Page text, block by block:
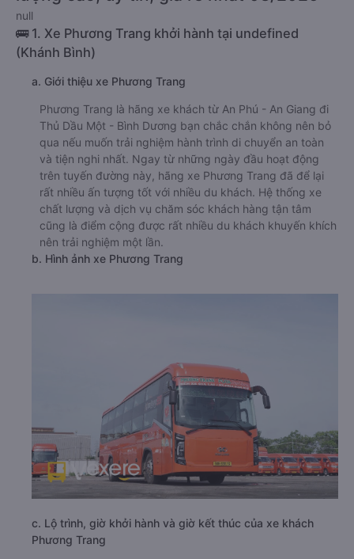
null
🚌 1. Xe Phương Trang khởi hành tại undefined
(Khánh Bình)
a. Giới thiệu xe Phương Trang
Phương Trang là hãng xe khách từ An Phú - An Giang đi
Thủ Dầu Một - Bình Dương bạn chắc chắn không nên bỏ
qua nếu muốn trải nghiệm hành trình di chuyển an toàn
và tiện nghi nhất. Ngay từ những ngày đầu hoạt động
trên tuyến đường này, hãng xe Phương Trang đã để lại
rất nhiều ấn tượng tốt với nhiều du khách. Hệ thống xe
chất lượng và dịch vụ chăm sóc khách hàng tận tâm
cũng là điểm cộng được rất nhiều du khách khuyến khích
nên trải nghiệm một lần.
b. Hình ảnh xe Phương Trang
c. Lộ trình, giờ khởi hành và giờ kết thúc của xe khách
Phương Trang